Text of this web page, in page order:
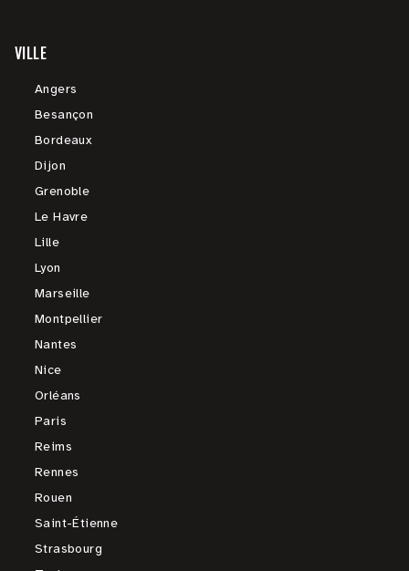
VILLE
Angers
Besançon
Bordeaux
Dijon
Grenoble
Le Havre
Lille
Lyon
Marseille
Montpellier
Nantes
Nice
Orléans
Paris
Reims
Rennes
Rouen
Saint-Étienne
Strasbourg